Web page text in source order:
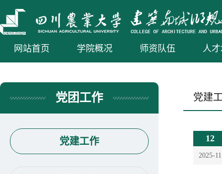
网站首页 学院概况 师资队伍 人
党团工作
党建工作
党建
12
2025-11